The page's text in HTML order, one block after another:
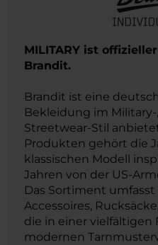
MILITARY ist
Brandit.
Brandit ist eine
Bekleidung im
Streetwear-Stil
Produkten gehört die
klassischen Modell
Jahren von der US-
Das Sortiment
Accessoires,
die in einer vielfältigen
modernen